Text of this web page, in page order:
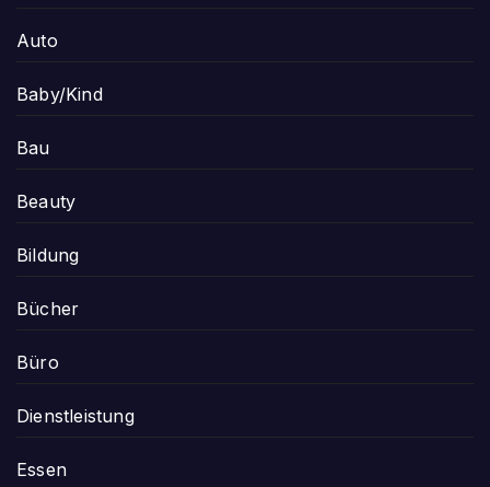
Auto
Baby/Kind
Bau
Beauty
Bildung
Bücher
Büro
Dienstleistung
Essen